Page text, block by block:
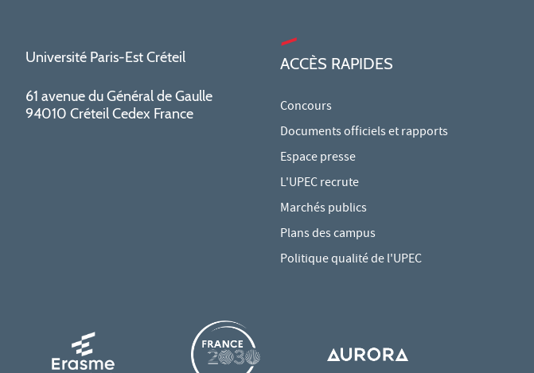
Université Paris-Est Créteil
61 avenue du Général de Gaulle
94010 Créteil Cedex France
ACCÈS RAPIDES
Concours
Documents officiels et rapports
Espace presse
L'UPEC recrute
Marchés publics
Plans des campus
Politique qualité de l'UPEC